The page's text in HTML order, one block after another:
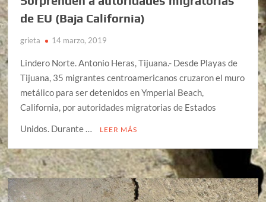
de EU (Baja California)
grieta 14 marzo, 2019
Lindero Norte. Antonio Heras, Tijuana.- Desde Playas de
Tijuana, 35 migrantes centroamericanos cruzaron el muro
metálico para ser detenidos en Ymperial Beach,
California, por autoridades migratorias de Estados
Unidos. Durante …
LEER MÁS